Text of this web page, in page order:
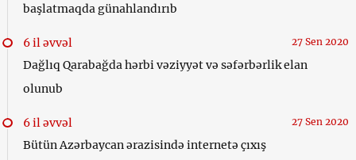
başlatmaqda günahlandırıb
6 il əvvəl 27 Sen 2020
Dağlıq Qarabağda hərbi vəziyyət və səfərbərlik elan
olunub
6 il əvvəl 27 Sen 2020
Bütün Azərbaycan ərazisində internetə çıxış